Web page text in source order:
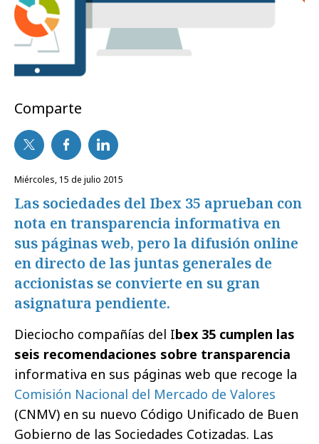
Comparte
miércoles, 15 de julio 2015
Las sociedades del Ibex 35 aprueban con
nota en transparencia informativa en
sus páginas web, pero la difusión online
en directo de las juntas generales de
accionistas se convierte en su gran
asignatura pendiente.
Dieciocho compañías del Ibex 35 cumplen las
seis recomendaciones sobre transparencia
informativa en sus páginas web que recoge la
Comisión Nacional del Mercado de Valores
(CNMV) en su nuevo Código Unificado de Buen
Gobierno de las Sociedades Cotizadas. Las